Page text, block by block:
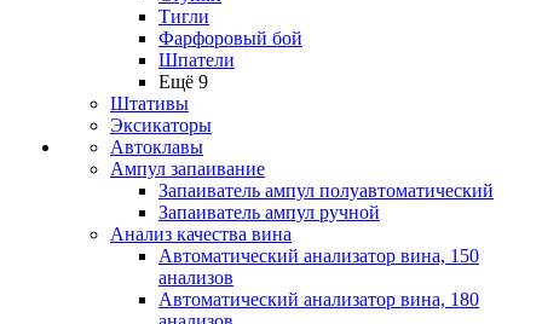
Тигли
Фарфоровый бой
Шпатели
Ещё 9
Штативы
Эксикаторы
Автоклавы
Ампул запаивание
Запаиватель ампул полуавтоматический
Запаиватель ампул ручной
Анализ качества вина
Автоматический анализатор вина, 150
анализов
Автоматический анализатор вина, 180